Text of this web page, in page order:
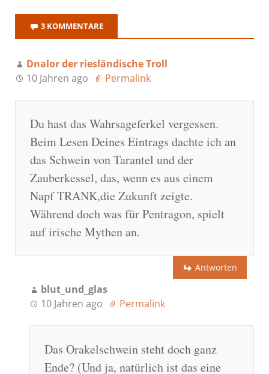
3 KOMMENTARE
Dnalor der riesländische Troll
10 Jahren ago
Permalink
Du hast das Wahrsageferkel vergessen.
Beim Lesen Deines Eintrags dachte ich an
das Schwein von Tarantel und der
Zauberkessel, das, wenn es aus einem
Napf TRANK,die Zukunft zeigte.
Während doch was für Pentragon, spielt
auf irische Mythen an.
Antworten
blut_und_glas
10 Jahren ago
Permalink
Das Orakelschwein steht doch ganz
Ende? (Und ja, natürlich ist das eine